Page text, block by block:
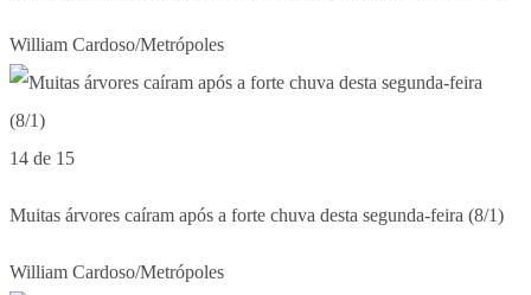
William Cardoso/Metrópoles
14 de 15
Muitas árvores caíram após a forte chuva desta segunda-feira (8/1)
William Cardoso/Metrópoles